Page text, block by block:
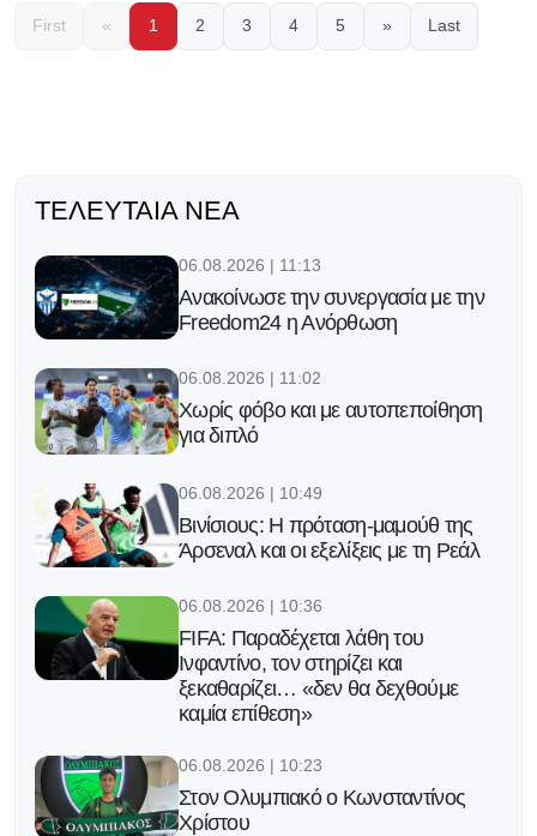
First « 1 2 3 4 5 » Last
ΤΕΛΕΥΤΑΊΑ ΝΈΑ
06.08.2026 | 11:13
Ανακοίνωσε την συνεργασία με την
Freedom24 η Ανόρθωση
06.08.2026 | 11:02
Χωρίς φόβο και με αυτοπεποίθηση
για διπλό
06.08.2026 | 10:49
Βινίσιους: Η πρόταση-μαμούθ της
Άρσεναλ και οι εξελίξεις με τη Ρεάλ
06.08.2026 | 10:36
FIFA: Παραδέχεται λάθη του
Ινφαντίνο, τον στηρίζει και
ξεκαθαρίζει… «δεν θα δεχθούμε
καμία επίθεση»
06.08.2026 | 10:23
Στον Ολυμπιακό ο Κωνσταντίνος
Χρίστου